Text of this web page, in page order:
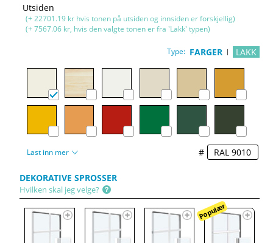
Utsiden
(+ 22701.19 kr hvis tonen på utsiden og innsiden er forskjellig)
(+ 7567.06 kr, hvis den valgte tonen er fra 'Lakk' typen)
Type: FARGER LAKK
Last inn mer #
DEKORATIVE SPROSSER
Hvilken skal jeg velge?
Populær